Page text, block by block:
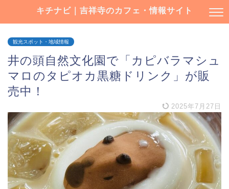
キチナビ｜吉祥寺のカフェ・情報サイト
観光スポット・地域情報
井の頭自然文化園で「カピバラマシュ
マロのタピオカ黒糖ドリンク」が販
売中！
2025年7月27日